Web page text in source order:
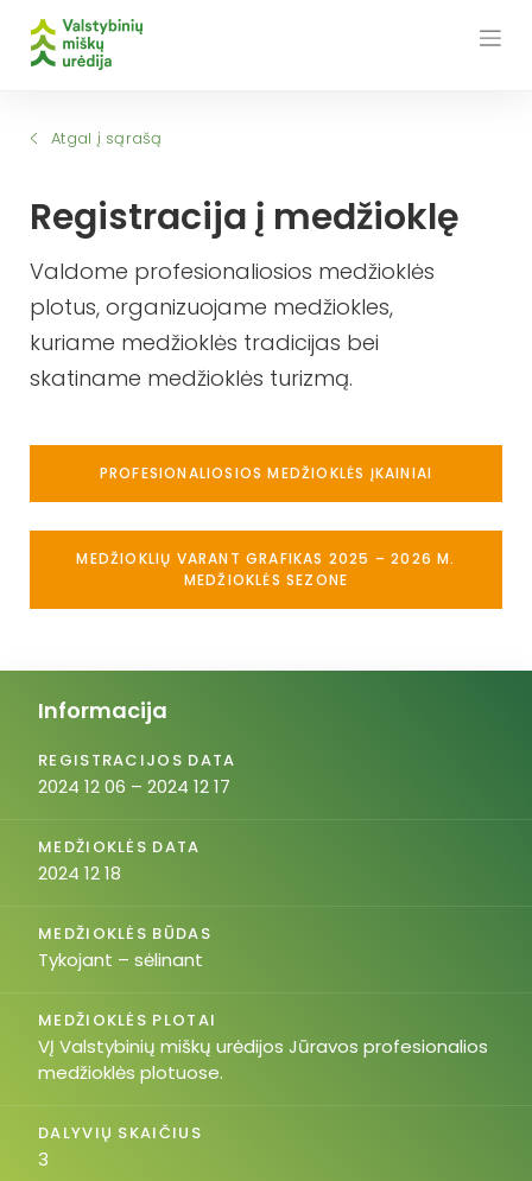
Atgal į sąrašą
Registracija į medžioklę
Valdome profesionaliosios medžioklės
plotus, organizuojame medžiokles,
kuriame medžioklės tradicijas bei
skatiname medžioklės turizmą.
PROFESIONALIOSIOS MEDŽIOKLĖS ĮKAINIAI
MEDŽIOKLIŲ VARANT GRAFIKAS 2025 – 2026 M.
MEDŽIOKLĖS SEZONE
Informacija
REGISTRACIJOS DATA
2024 12 06 – 2024 12 17
MEDŽIOKLĖS DATA
2024 12 18
MEDŽIOKLĖS BŪDAS
Tykojant – sėlinant
MEDŽIOKLĖS PLOTAI
VĮ Valstybinių miškų urėdijos Jūravos profesionalios
medžioklės plotuose.
DALYVIŲ SKAIČIUS
3